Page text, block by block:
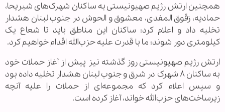
همچنین ارتش رژیم صهیونیستی به ساکنان شهرک‌های شبریحا،
حمادیه، زقوق المفدی، معشوق و الحوش در جنوب لبنان هشدار
تخلیه داد و اعلام کرد: ساکنان این مناطق باید تا شعاع یک
کیلومتری دور شوند؛ ما با قدرت علیه حزب‌الله اقدام خواهیم کرد.
ارتش رژیم صهیونیستی روز گذشته نیز پیش از آغاز حملات خود
به ساکنان ۸ شهرک در شرق و جنوب لبنان هشدار تخلیه داده بود
و سپس اعلام کرد که مجموعه‌ای از حملات را علیه آنچه
زیرساخت‌های حزب‌الله خواند، آغاز کرده است.